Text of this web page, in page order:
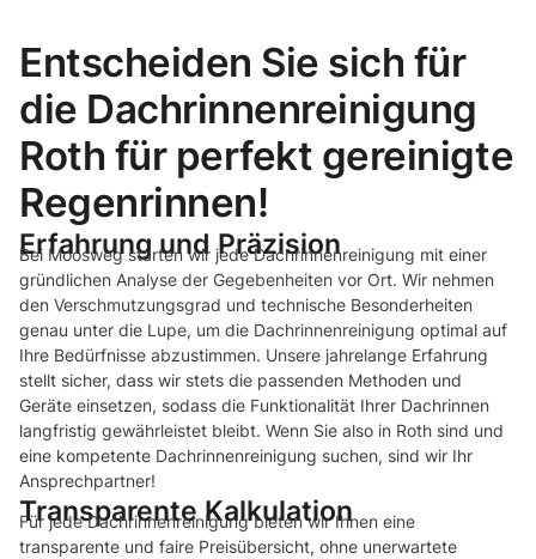
Entscheiden Sie sich für
die Dachrinnenreinigung
Roth für perfekt gereinigte
Regenrinnen!
Erfahrung und Präzision
Bei Moosweg starten wir jede Dachrinnenreinigung mit einer
gründlichen Analyse der Gegebenheiten vor Ort. Wir nehmen
den Verschmutzungsgrad und technische Besonderheiten
genau unter die Lupe, um die Dachrinnenreinigung optimal auf
Ihre Bedürfnisse abzustimmen. Unsere jahrelange Erfahrung
stellt sicher, dass wir stets die passenden Methoden und
Geräte einsetzen, sodass die Funktionalität Ihrer Dachrinnen
langfristig gewährleistet bleibt. Wenn Sie also in Roth sind und
eine kompetente Dachrinnenreinigung suchen, sind wir Ihr
Ansprechpartner!
Transparente Kalkulation
Für jede Dachrinnenreinigung bieten wir Ihnen eine
transparente und faire Preisübersicht, ohne unerwartete